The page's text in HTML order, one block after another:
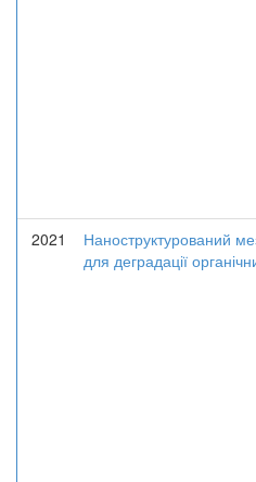
2021
Наноструктурований
для деградації